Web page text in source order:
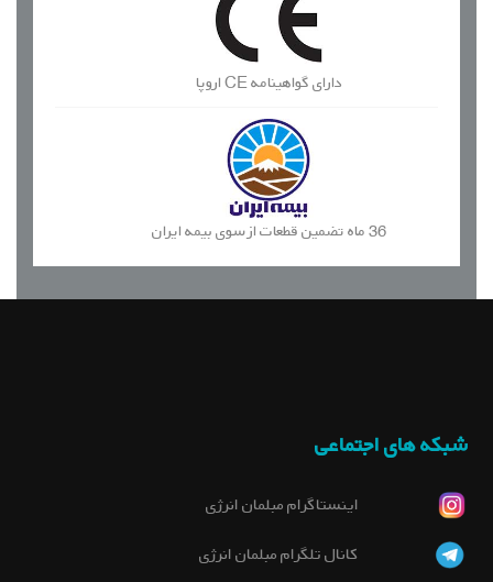
دارای گواهینامه CE اروپا
36 ماه تضمین قطعات از سوی بیمه ایران
شبکه های اجتماعی
اینستاگرام مبلمان انرژی
کانال تلگرام مبلمان انرژی